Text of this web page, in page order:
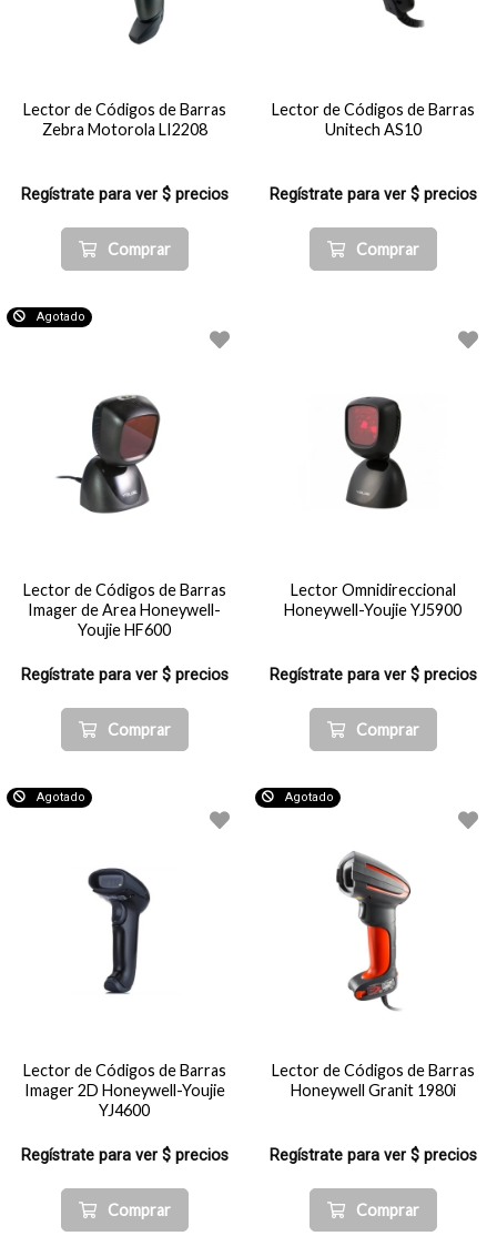
Lector de Códigos de Barras
Zebra Motorola LI2208
Regístrate para ver $ precios
Comprar
Lector de Códigos de Barras
Unitech AS10
Regístrate para ver $ precios
Comprar
Agotado
Lector de Códigos de Barras
Imager de Area Honeywell-
Youjie HF600
Regístrate para ver $ precios
Comprar
Lector Omnidireccional
Honeywell-Youjie YJ5900
Regístrate para ver $ precios
Comprar
Agotado
Lector de Códigos de Barras
Imager 2D Honeywell-Youjie
YJ4600
Regístrate para ver $ precios
Comprar
Agotado
Lector de Códigos de Barras
Honeywell Granit 1980i
Regístrate para ver $ precios
Comprar